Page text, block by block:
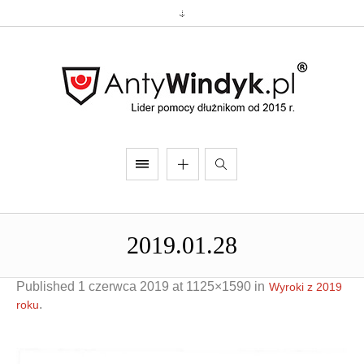
2019.01.28
Published 1 czerwca 2019 at 1125×1590 in Wyroki z 2019
roku.